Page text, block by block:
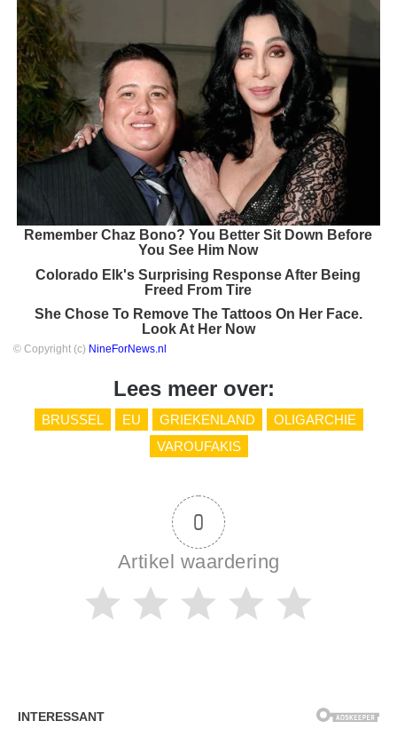
Remember Chaz Bono? You Better Sit Down Before
You See Him Now
Colorado Elk's Surprising Response After Being
Freed From Tire
She Chose To Remove The Tattoos On Her Face.
Look At Her Now
© Copyright (c) NineForNews.nl
Lees meer over:
BRUSSEL EU GRIEKENLAND
OLIGARCHIE
VAROUFAKIS
0
Artikel waardering